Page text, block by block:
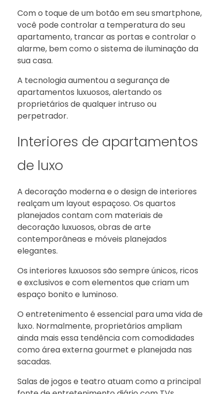
Com o toque de um botão em seu smartphone,
você pode controlar a temperatura do seu
apartamento, trancar as portas e controlar o
alarme, bem como o sistema de iluminação da
sua casa.
A tecnologia aumentou a segurança de
apartamentos luxuosos, alertando os
proprietários de qualquer intruso ou
perpetrador.
Interiores de apartamentos
de luxo
A decoração moderna e o design de interiores
realçam um layout espaçoso. Os quartos
planejados contam com materiais de
decoração luxuosos, obras de arte
contemporâneas e móveis planejados
elegantes.
Os interiores luxuosos são sempre únicos, ricos
e exclusivos e com elementos que criam um
espaço bonito e luminoso.
O entretenimento é essencial para uma vida de
luxo. Normalmente, proprietários ampliam
ainda mais essa tendência com comodidades
como área externa gourmet e planejada nas
sacadas.
Salas de jogos e teatro atuam como a principal